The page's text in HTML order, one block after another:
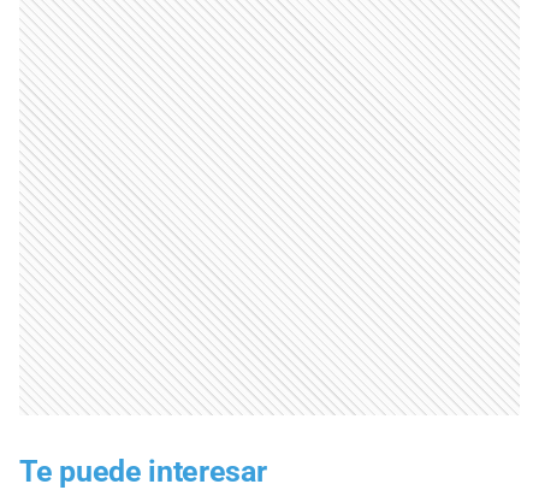
Te puede interesar